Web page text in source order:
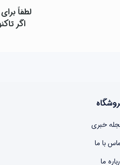
لطفاً
اگر
خبری
با ما
ما